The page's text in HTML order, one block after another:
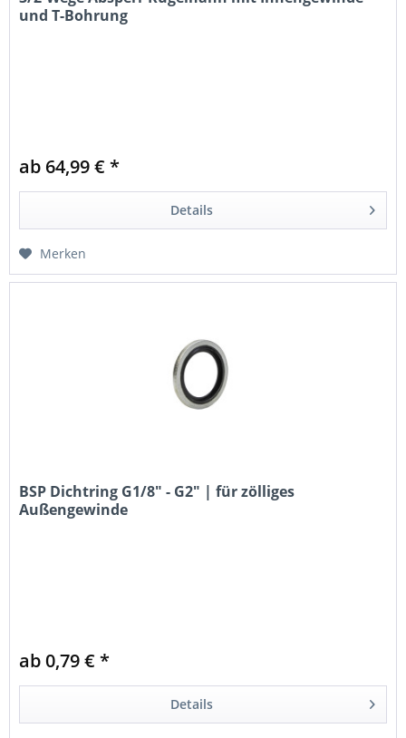
und T-Bohrung
ab 64,99 € *
Details
Merken
BSP Dichtring G1/8" - G2" | für zölliges
Außengewinde
ab 0,79 € *
Details